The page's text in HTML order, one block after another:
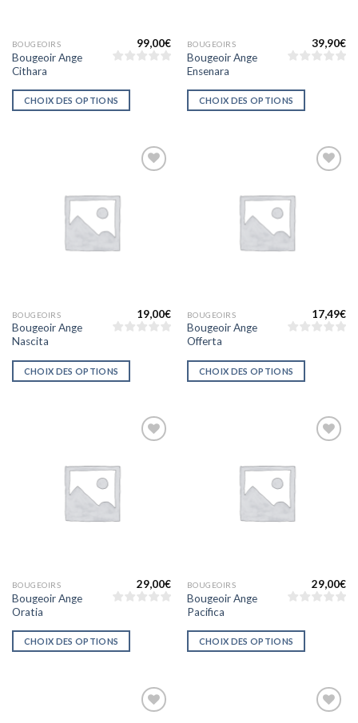
BOUGEOIRS
Bougeoir Ange
Cithara
99,00€
CHOIX DES OPTIONS
BOUGEOIRS
Bougeoir Ange
Ensenara
39,90€
CHOIX DES OPTIONS
BOUGEOIRS
Bougeoir Ange
Nascita
19,00€
CHOIX DES OPTIONS
BOUGEOIRS
Bougeoir Ange
Offerta
17,49€
CHOIX DES OPTIONS
BOUGEOIRS
Bougeoir Ange
Oratia
29,00€
CHOIX DES OPTIONS
BOUGEOIRS
Bougeoir Ange
Pacifica
29,00€
CHOIX DES OPTIONS